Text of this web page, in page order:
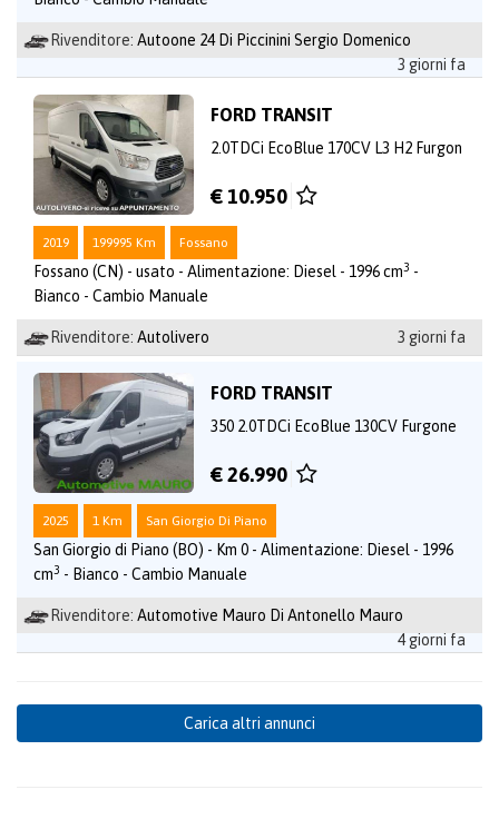
Rivenditore: Autoone 24 Di Piccinini Sergio Domenico
3 giorni fa
FORD TRANSIT
2.0TDCi EcoBlue 170CV L3 H2 Furgon
€ 10.950
2019 199995 Km Fossano
Fossano (CN) - usato - Alimentazione: Diesel - 1996 cm3 -
Bianco - Cambio Manuale
Rivenditore: Autolivero 3 giorni fa
FORD TRANSIT
350 2.0TDCi EcoBlue 130CV Furgone
€ 26.990
2025 1 Km San Giorgio Di Piano
San Giorgio di Piano (BO) - Km 0 - Alimentazione: Diesel - 1996
cm3 - Bianco - Cambio Manuale
Rivenditore: Automotive Mauro Di Antonello Mauro
4 giorni fa
Carica altri annunci